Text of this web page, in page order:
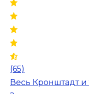
(65)
Весь Кронштадт и